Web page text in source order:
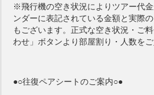
※飛行機の空き状況によりツアー代
ンダーに表記されている金額と実際
もございます。正式な空き状況・ご
わせ」ボタンより部屋割り・人数を
●○往復ペアシートのご案内○●